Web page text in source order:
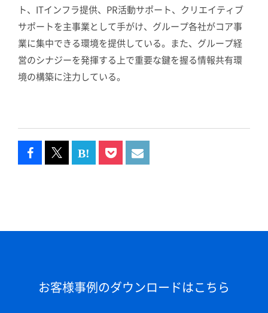
ト、ITインフラ提供、PR活動サポート、クリエイティブ
サポートを主事業として手がけ、グループ各社がコア事
業に集中できる環境を提供している。また、グループ経
営のシナジーを発揮する上で重要な鍵を握る情報共有環
境の構築に注力している。
お客様事例のダウンロードはこちら